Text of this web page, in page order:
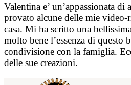
Valentina e’ un’appassionata di
provato alcune delle mie video-
casa. Mi ha scritto una
molto bene l’essenza di questo
condivisione con la famiglia.
delle sue creazioni.